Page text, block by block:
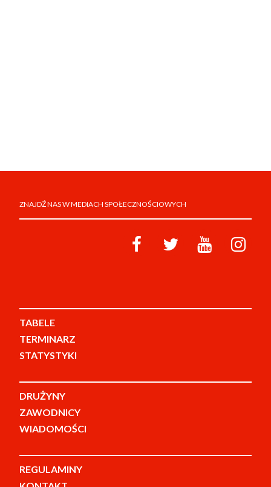
ZNAJDŹ NAS W MEDIACH SPOŁECZNOŚCIOWYCH
TABELE
TERMINARZ
STATYSTYKI
DRUŻYNY
ZAWODNICY
WIADOMOŚCI
REGULAMINY